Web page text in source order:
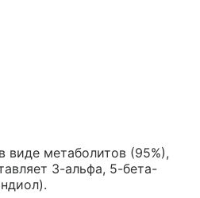
виде метаболитов (95%),
3-альфа, 5-бета-